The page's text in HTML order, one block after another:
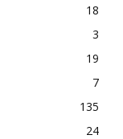
18
3
19
7
135
24